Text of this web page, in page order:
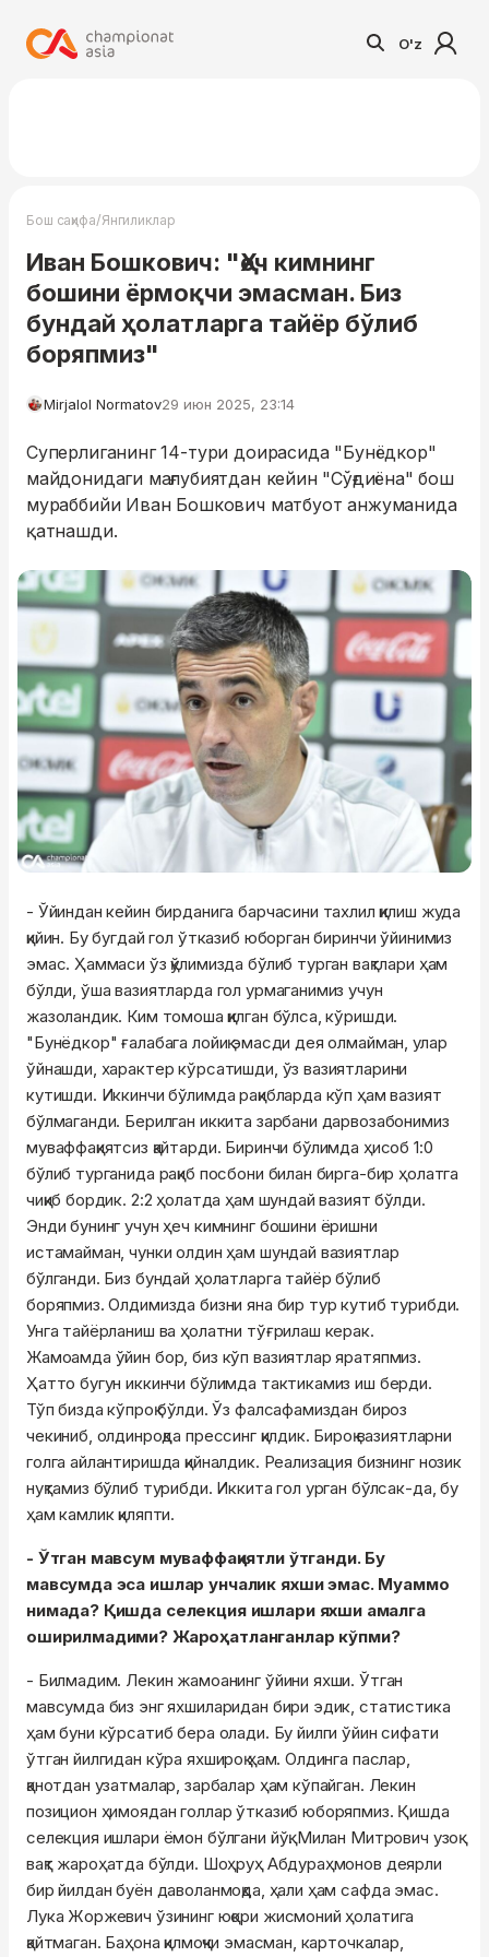
O'z
Бош саҳифа/Янгиликлар
Иван Бошкович: "Ҳеч кимнинг
бошини ёрмоқчи эмасман. Биз
бундай ҳолатларга тайёр бўлиб
боряпмиз"
Mirjalol Normatov29 июн 2025, 23:14
Суперлиганинг 14-тури доирасида "Бунёдкор"
майдонидаги мағлубиятдан кейин "Сўғдиёна" бош
мураббийи Иван Бошкович матбуот анжуманида
қатнашди.
- Ўйиндан кейин бирданига барчасини тахлил қилиш жуда
қийин. Бу бугдай гол ўтказиб юборган биринчи ўйинимиз
эмас. Ҳаммаси ўз қўлимизда бўлиб турган вақтлари ҳам
бўлди, ўша вазиятларда гол урмаганимиз учун
жазоландик. Ким томоша қилган бўлса, кўришди.
"Бунёдкор" ғалабага лойиқ эмасди дея олмайман, улар
ўйнашди, характер кўрсатишди, ўз вазиятларини
кутишди. Иккинчи бўлимда рақибларда кўп ҳам вазият
бўлмаганди. Берилган иккита зарбани дарвозабонимиз
муваффақиятсиз қайтарди. Биринчи бўлимда ҳисоб 1:0
бўлиб турганида рақиб посбони билан бирга-бир ҳолатга
чиқиб бордик. 2:2 ҳолатда ҳам шундай вазият бўлди.
Энди бунинг учун ҳеч кимнинг бошини ёришни
истамайман, чунки олдин ҳам шундай вазиятлар
бўлганди. Биз бундай ҳолатларга тайёр бўлиб
боряпмиз. Олдимизда бизни яна бир тур кутиб турибди.
Унга тайёрланиш ва ҳолатни тўғрилаш керак.
Жамоамда ўйин бор, биз кўп вазиятлар яратяпмиз.
Ҳатто бугун иккинчи бўлимда тактикамиз иш берди.
Тўп бизда кўпроқ бўлди. Ўз фалсафамиздан бироз
чекиниб, олдинроқда прессинг қилдик. Бироқ вазиятларни
голга айлантиришда қийналдик. Реализация бизнинг нозик
нуқтамиз бўлиб турибди. Иккита гол урган бўлсак-да, бу
ҳам камлик қиляпти.
- Ўтган мавсум муваффақиятли ўтганди. Бу
мавсумда эса ишлар унчалик яхши эмас. Муаммо
нимада? Қишда селекция ишлари яхши амалга
оширилмадими? Жароҳатланганлар кўпми?
- Билмадим. Лекин жамоанинг ўйини яхши. Ўтган
мавсумда биз энг яхшиларидан бири эдик, статистика
ҳам буни кўрсатиб бера олади. Бу йилги ўйин сифати
ўтган йилгидан кўра яхшироқ ҳам. Олдинга паслар,
қанотдан узатмалар, зарбалар ҳам кўпайган. Лекин
позицион ҳимоядан голлар ўтказиб юборяпмиз. Қишда
селекция ишлари ёмон бўлгани йўқ. Милан Митрович узоқ
вақт жароҳатда бўлди. Шоҳруҳ Абдураҳмонов деярли
бир йилдан буён даволанмоқда, ҳали ҳам сафда эмас.
Лука Жоржевич ўзининг юқори жисмоний ҳолатига
қайтмаган. Баҳона қилмоқчи эмасман, карточкалар,